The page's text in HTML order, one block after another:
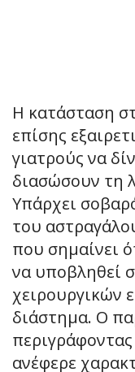
Η κατάσταση
επίσης
γιατρούς να
διασώσουν τη
Υπάρχει
του
που σημαίνει
να υποβληθεί
χειρουργικών
διάστημα. Ο
ανέφερε